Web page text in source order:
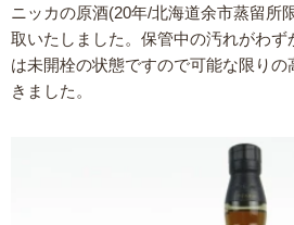
ニッカの原酒(20年/北海道余市蒸留所
取いたしました。保管中の汚れがわず
は未開栓の状態ですので可能な限り
きました。